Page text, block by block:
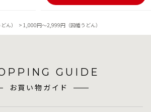
ん） > 1,000円～2,999円（因幡うどん）
GUIDE
お買い物ガイド